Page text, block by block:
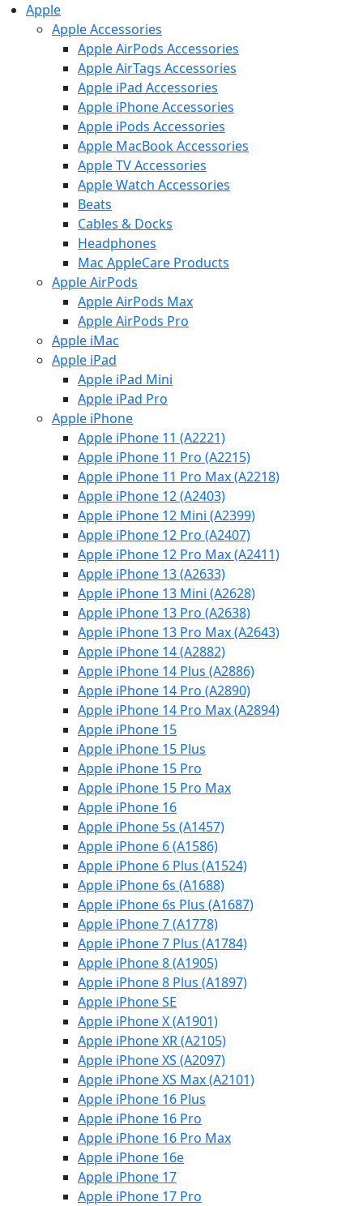
Apple
Apple Accessories
Apple AirPods Accessories
Apple AirTags Accessories
Apple iPad Accessories
Apple iPhone Accessories
Apple iPods Accessories
Apple MacBook Accessories
Apple TV Accessories
Apple Watch Accessories
Beats
Cables & Docks
Headphones
Mac AppleCare Products
Apple AirPods
Apple AirPods Max
Apple AirPods Pro
Apple iMac
Apple iPad
Apple iPad Mini
Apple iPad Pro
Apple iPhone
Apple iPhone 11 (A2221)
Apple iPhone 11 Pro (A2215)
Apple iPhone 11 Pro Max (A2218)
Apple iPhone 12 (A2403)
Apple iPhone 12 Mini (A2399)
Apple iPhone 12 Pro (A2407)
Apple iPhone 12 Pro Max (A2411)
Apple iPhone 13 (A2633)
Apple iPhone 13 Mini (A2628)
Apple iPhone 13 Pro (A2638)
Apple iPhone 13 Pro Max (A2643)
Apple iPhone 14 (A2882)
Apple iPhone 14 Plus (A2886)
Apple iPhone 14 Pro (A2890)
Apple iPhone 14 Pro Max (A2894)
Apple iPhone 15
Apple iPhone 15 Plus
Apple iPhone 15 Pro
Apple iPhone 15 Pro Max
Apple iPhone 16
Apple iPhone 5s (A1457)
Apple iPhone 6 (A1586)
Apple iPhone 6 Plus (A1524)
Apple iPhone 6s (A1688)
Apple iPhone 6s Plus (A1687)
Apple iPhone 7 (A1778)
Apple iPhone 7 Plus (A1784)
Apple iPhone 8 (A1905)
Apple iPhone 8 Plus (A1897)
Apple iPhone SE
Apple iPhone X (A1901)
Apple iPhone XR (A2105)
Apple iPhone XS (A2097)
Apple iPhone XS Max (A2101)
Apple iPhone 16 Plus
Apple iPhone 16 Pro
Apple iPhone 16 Pro Max
Apple iPhone 16e
Apple iPhone 17
Apple iPhone 17 Pro